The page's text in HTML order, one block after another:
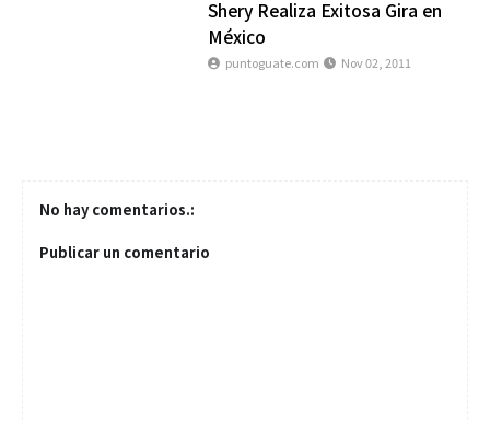
Shery Realiza Exitosa Gira en
México
puntoguate.com Nov 02, 2011
No hay comentarios.:
Publicar un comentario